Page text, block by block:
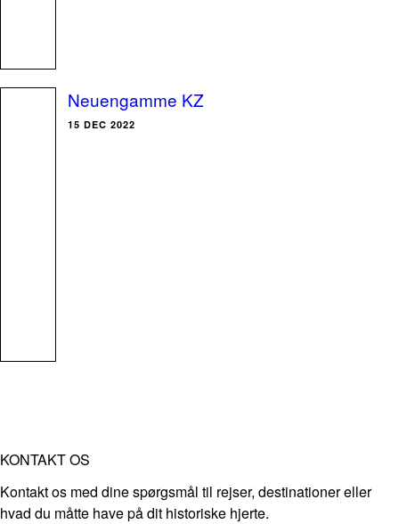
Neuengamme KZ
15 DEC 2022
KONTAKT OS
Kontakt os med dine spørgsmål til rejser, destinationer eller
hvad du måtte have på dit historiske hjerte.